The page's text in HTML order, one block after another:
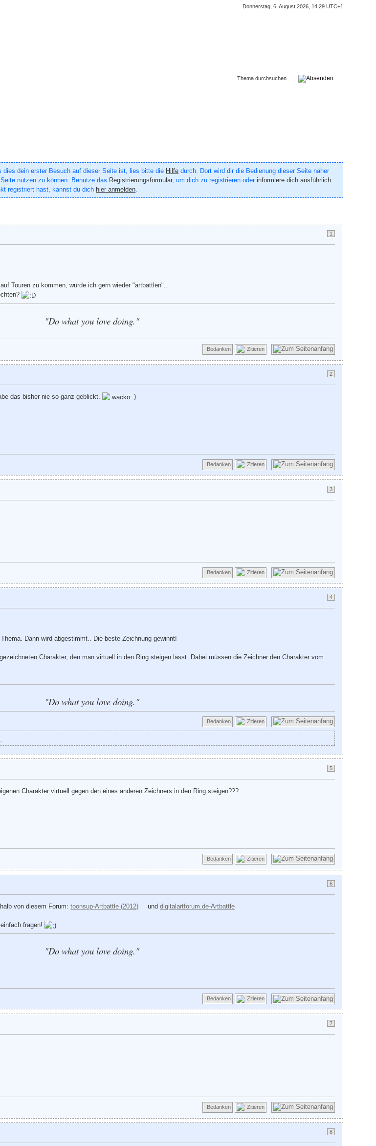
Donnerstag, 6. August 2026, 14:29 UTC+1
dein erster Besuch auf dieser Seite ist, lies bitte die Hilfe durch. Dort wird dir die Bedienung dieser Seite näher
nutzen zu können. Benutze das Registrierungsformular, um dich zu registrieren oderinformiere dich ausführlich
registriert hast, kannst du dich hier anmelden.
1
Touren zu kommen, würde ich gern wieder "artbattlen"..
"Do what you love doing."
Zitieren
Bedanken
2
das bisher nie so ganz geblickt. )
Zitieren
Bedanken
3
Zitieren
Bedanken
4
Dann wird abgestimmt.. Die beste Zeichnung gewinnt!
Charakter, den man virtuell in den Ring steigen lässt. Dabei müssen die Zeichner den Charakter vom
"Do what you love doing."
Zitieren
Bedanken
5
Charakter virtuell gegen den eines anderen Zeichners in den Ring steigen???
Zitieren
Bedanken
6
von diesem Forum:toonsup-Artbattle (2012) unddigitalartforum.de-Artbattle
fragen!
"Do what you love doing."
Zitieren
Bedanken
7
Zitieren
Bedanken
8